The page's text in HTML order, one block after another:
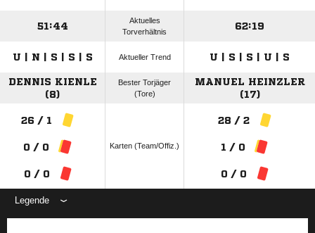
51:44
Aktuelles
Torverhältnis
62:19
U | N | S | S | S Aktueller Trend U | S | S | U | S
DENNIS KIENLE
(8)
Bester Torjäger
(Tore)
MANUEL HEINZLER
(17)
26 / 1
0 / 0
0 / 0
Karten (Team/Offiz.)
28 / 2
1 / 0
0 / 0
Legende
ANZEIGE